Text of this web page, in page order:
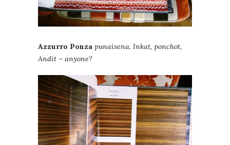
Azzurro Ponza punaisena. Inkat, ponchot,
Andit – anyone?